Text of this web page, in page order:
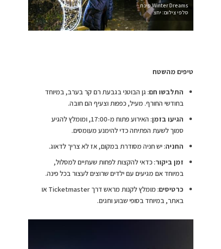
Winter Dreams פינת
סלפי צילום: יחצ
טיפים מהשטח
התלבשו חם: גן הבוטני בגבעת רם קר בערב, במיוחד
בחודשי החורף. מעיל, כפפות וצעיף הם חובה.
הגיעו בזמן
: האירוע פתוח מ-17:00, ומומלץ להגיע
סמוך לשעת הפתיחה כדי להימנע מעומסים.
החניה: יש חניה מסודרת במקום, אז לא צריך לדאוג.
זמן ביקור: כדאי להקצות לפחות שעתיים למסלול,
במיוחד אם מגיעים עם ילדים שרוצים לעצור בכל פינה.
כרטיסים
: מומלץ לקנות מראש דרך Ticketmaster או
באתר, במיוחד בסופי שבוע וחגים.